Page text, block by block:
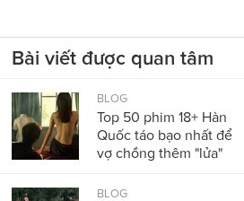
Bài viết được quan tâm
BLOG
Top 50 phim 18+ Hàn
Quốc táo bạo nhất để
vợ chồng thêm "lửa"
BLOG